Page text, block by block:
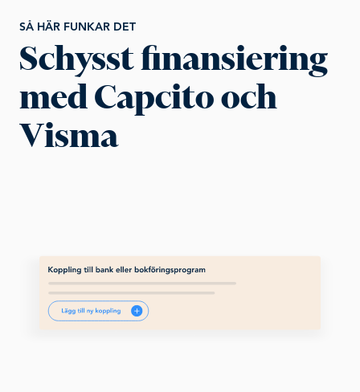
SÅ HÄR FUNKAR DET
Schysst finansiering
med Capcito och
Visma